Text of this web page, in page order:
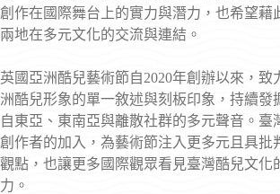
創作在國際舞台上的實力與潛力，也希望藉
兩地在多元文化的交流與連結。
英國亞洲酷兒藝術節自2020年創辦以來，致
洲酷兒形象的單一敘述與刻板印象，持續發
自東亞、東南亞與離散社群的多元聲音。臺
創作者的加入，為藝術節注入更多元且具批
觀點，也讓更多國際觀眾看見臺灣酷兒文化
力。